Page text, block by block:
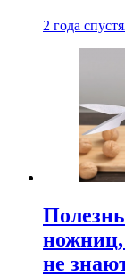
2 года спустя
не